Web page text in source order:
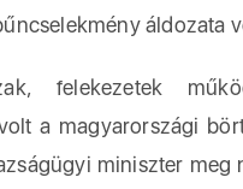
áldozata
felekezetek
a magyarországi
miniszter meg